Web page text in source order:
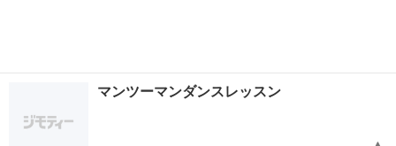
マンツーマンダンスレッスン